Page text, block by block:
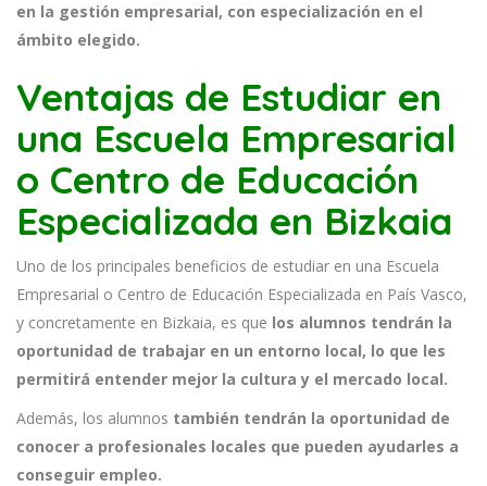
en la gestión empresarial, con especialización en el
ámbito elegido.
Ventajas de Estudiar en
una Escuela Empresarial
o Centro de Educación
Especializada en Bizkaia
Uno de los principales beneficios de estudiar en una Escuela
Empresarial o Centro de Educación Especializada en País Vasco,
y concretamente en Bizkaia, es que los alumnos tendrán la
oportunidad de trabajar en un entorno local, lo que les
permitirá entender mejor la cultura y el mercado local.
Además, los alumnos también tendrán la oportunidad de
conocer a profesionales locales que pueden ayudarles a
conseguir empleo.